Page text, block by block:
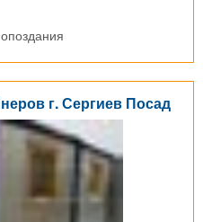
г. Сергиев Посад